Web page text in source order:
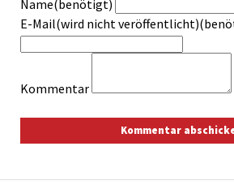
Name(benötigt)
E-Mail(wird nicht
Kommentar